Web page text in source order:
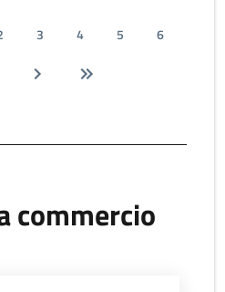
3 4 5
6
commercio